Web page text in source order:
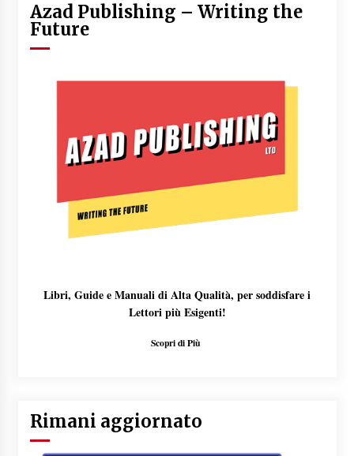
Azad Publishing – Writing the
Future
Libri, Guide e Manuali di Alta Qualità, per soddisfare i
Lettori più Esigenti!
Scopri di Più
Rimani aggiornato